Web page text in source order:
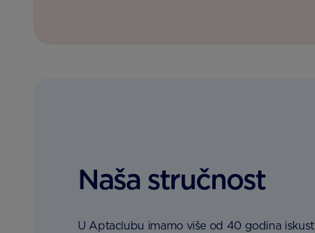
Naša stručnost
U Aptaclubu imamo više od 40 godina